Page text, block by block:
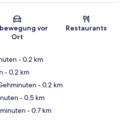
Karte
vor
Ort
Restaurants
- 0.2 km
- 0.2 km
- 0.2 km
- 0.5 km
- 0.7 km